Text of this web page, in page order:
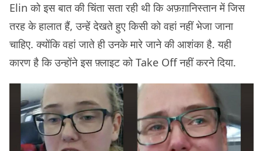
Elin को इस बात की चिंता सता रही थी कि अफ़ग़ानिस्तान में जिस
तरह के हालात हैं, उन्हें देखते हुए किसी को वहां नहीं भेजा जाना
चाहिए. क्योंकि वहां जाते ही उनके मारे जाने की आशंका है. यही
कारण है कि उन्होंने इस फ़्लाइट को Take Off नहीं करने दिया.